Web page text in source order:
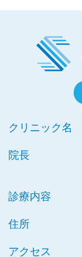
クリニック名
院長
診療内容
住所
アクセス